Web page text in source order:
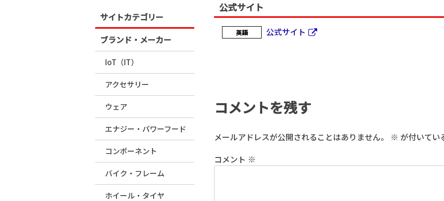
公式サイト
英語 公式サイト
コメントを残す
メールアドレスが公開されることはありません。 ※ が付いてい
コメント ※
サイトカテゴリー
ブランド・メーカー
IoT（IT）
アクセサリー
ウェア
エナジー・パワーフード
コンポーネント
バイク・フレーム
ホイール・タイヤ